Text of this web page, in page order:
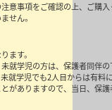
意事項をご確認の上、ご購入
せん。
ます。
就学児の方は、保護者同伴
就学児でも2人目からは有料
がありますので、当日、保